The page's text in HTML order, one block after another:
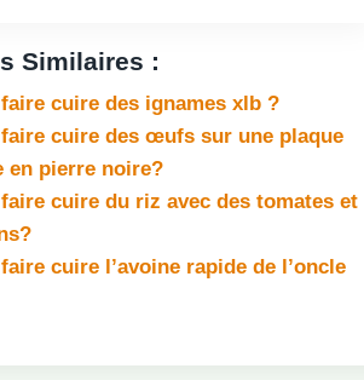
Similaires :
cuire des ignames xlb ?
cuire des œufs sur une plaque
en pierre noire?
cuire du riz avec des tomates et
cuire l’avoine rapide de l’oncle